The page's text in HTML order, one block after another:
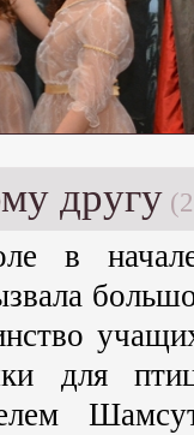
другу
в
для